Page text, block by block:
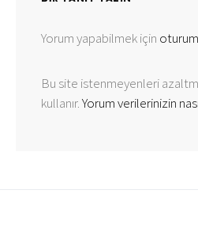
Yorum yapabilmek için oturum
Bu site istenmeyenleri
kullanır.Yorum verilerinizin